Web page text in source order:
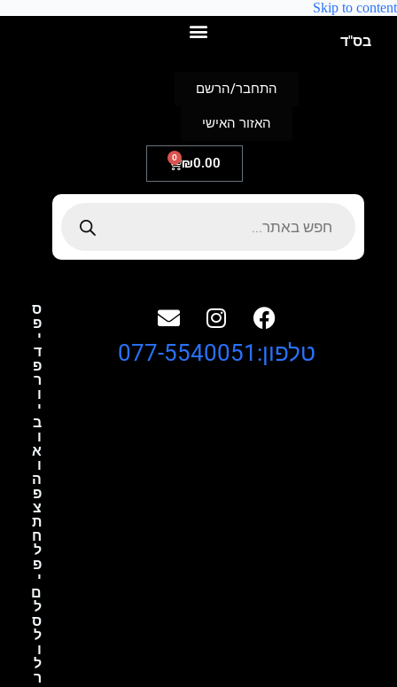
Skip to content
בס"ד
₪0.00
0
התחבר/הרשם
האזור האישי
ס
פ
י
ד
פ
ר
ו
י
ב
ו
א
ו
ה
פ
צ
ת
ח
ל
פ
י
ם
ל
ס
ל
ו
ל
ר
טלפון:077-5540051